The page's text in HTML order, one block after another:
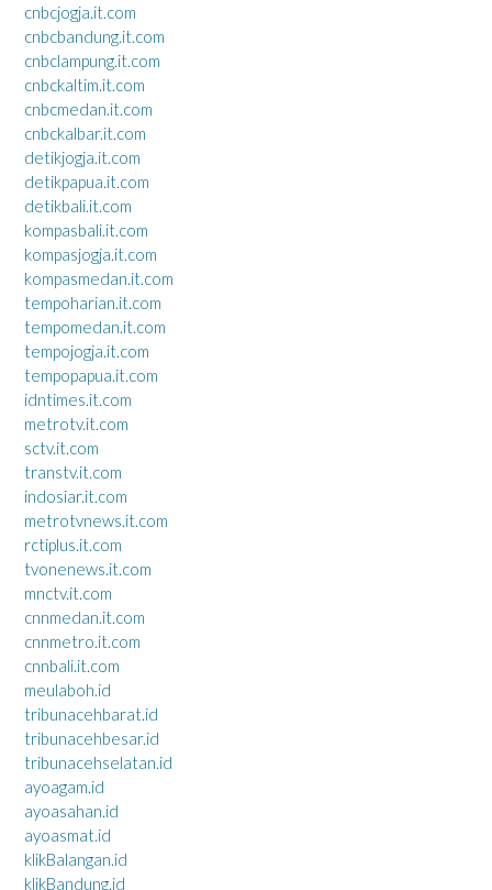
cnbcjogja.it.com
cnbcbandung.it.com
cnbclampung.it.com
cnbckaltim.it.com
cnbcmedan.it.com
cnbckalbar.it.com
detikjogja.it.com
detikpapua.it.com
detikbali.it.com
kompasbali.it.com
kompasjogja.it.com
kompasmedan.it.com
tempoharian.it.com
tempomedan.it.com
tempojogja.it.com
tempopapua.it.com
idntimes.it.com
metrotv.it.com
sctv.it.com
transtv.it.com
indosiar.it.com
metrotvnews.it.com
rctiplus.it.com
tvonenews.it.com
mnctv.it.com
cnnmedan.it.com
cnnmetro.it.com
cnnbali.it.com
meulaboh.id
tribunacehbarat.id
tribunacehbesar.id
tribunacehselatan.id
ayoagam.id
ayoasahan.id
ayoasmat.id
klikBalangan.id
klikBandung.id